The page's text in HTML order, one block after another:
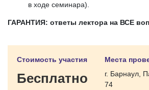
в ходе семинара).
ГАРАНТИЯ: ответы лектора на ВСЕ
Стоимость участия
Бесплатно
Места
г. Барнаул,
74